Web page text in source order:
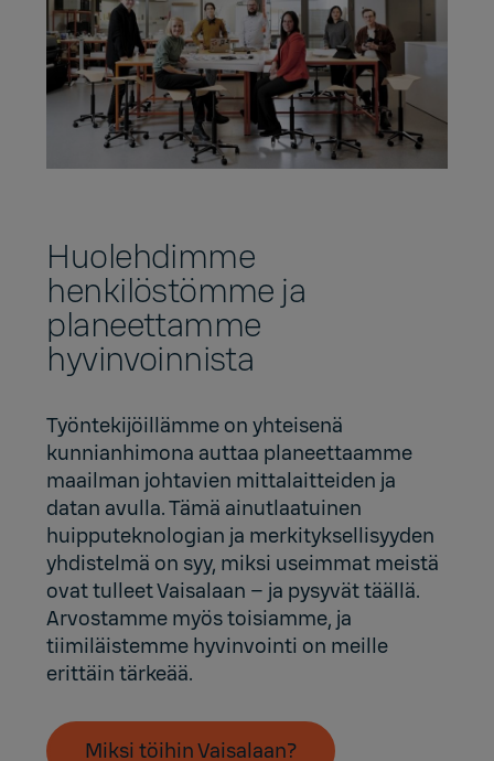
Huolehdimme
henkilöstömme ja
planeettamme
hyvinvoinnista
Työntekijöillämme on yhteisenä
kunnianhimona auttaa planeettaamme
maailman johtavien mittalaitteiden ja
datan avulla. Tämä ainutlaatuinen
huipputeknologian ja merkityksellisyyden
yhdistelmä on syy, miksi useimmat meistä
ovat tulleet Vaisalaan – ja pysyvät täällä.
Arvostamme myös toisiamme, ja
tiimiläistemme hyvinvointi on meille
erittäin tärkeää.
Miksi töihin Vaisalaan?